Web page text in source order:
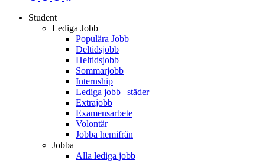
Student
Lediga Jobb
Populära Jobb
Deltidsjobb
Heltidsjobb
Sommarjobb
Internship
Lediga jobb | städer
Extrajobb
Examensarbete
Volontär
Jobba hemifrån
Jobba
Alla lediga jobb